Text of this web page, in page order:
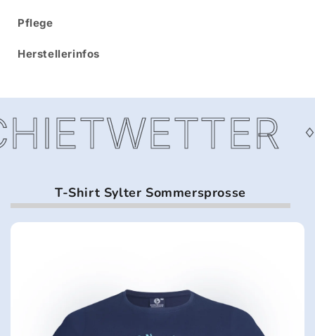
Pflege
Herstellerinfos
T-Shirt Sylter Sommersprosse